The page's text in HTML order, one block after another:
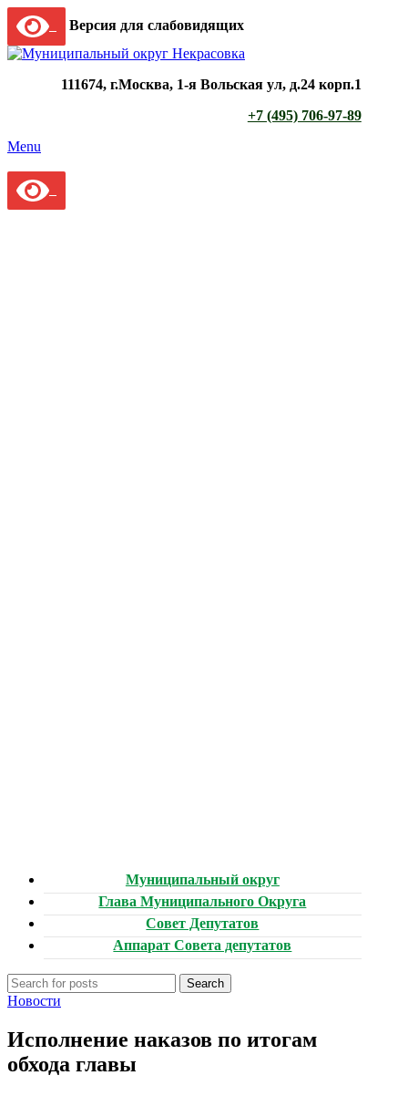
Версия для слабовидящих
111674, г.Москва, 1-я Вольская ул, д.24 корп.1
+7 (495) 706-97-89
Menu
Муниципальный округ
Глава Муниципального Округа
Совет Депутатов
Аппарат Совета депутатов
Search
Новости
Исполнение наказов по итогам
обхода главы